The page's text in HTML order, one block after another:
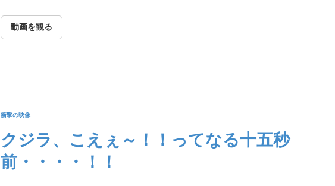
動画を観る
衝撃の映像
クジラ、こえぇ～！！ってなる十五秒
前・・・・！！